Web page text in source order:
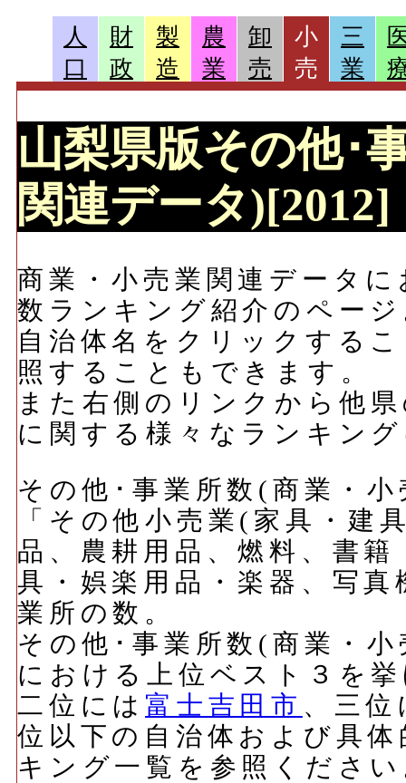
人
口
財
政
製
造
農
業
卸
売
小
売
三
業
山梨県版その他･
関連データ)[2012]
商業・小売業関連データ
数ランキング紹介のペー
自治体名をクリックする
照することもできます。
また右側のリンクから他
に関する様々なランキン
その他･事業所数(商業・
「その他小売業(家具・建
品、農耕用品、燃料、書
具・娯楽用品・楽器、写
業所の数。
その他･事業所数(商業・
における上位ベスト３を
二位には 富士吉田市 、三位
位以下の自治体および具
キング一覧を参照くださ